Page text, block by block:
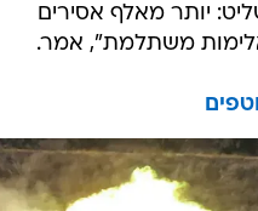
יותר מאלף אסירים
משתלמת", אמר.